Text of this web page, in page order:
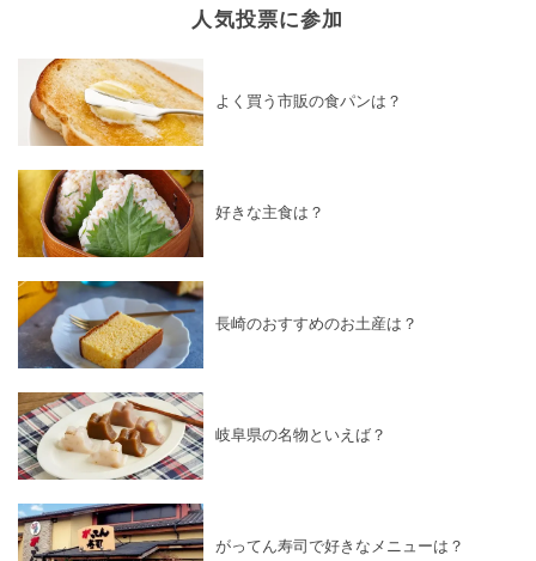
人気投票に参加
よく買う市販の食パンは？
好きな主食は？
長崎のおすすめのお土産は？
岐阜県の名物といえば？
がってん寿司で好きなメニューは？